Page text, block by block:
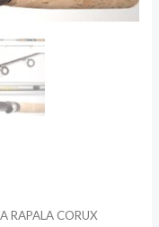
RAPALA CORUX